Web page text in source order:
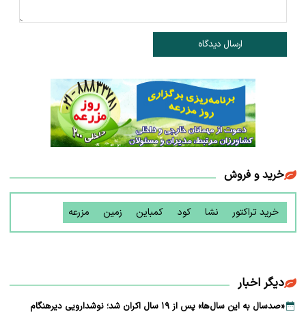
ارسال دیدگاه
خرید و فروش
خرید تراکتور نشا کود کمباین زمین مزرعه
دیگر اخبار
«صدسال به این سال‌ها» پس از ۱۹ سال اکران شد؛ نوشدارویی دیرهنگام